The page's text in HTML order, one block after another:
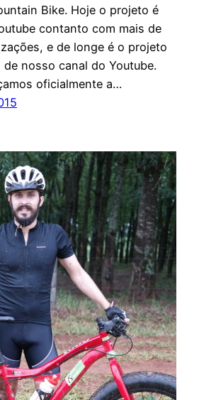
Bike. Hoje o projeto é
contanto com mais de
e de longe é o projeto
nosso canal do Youtube.
oficialmente a…